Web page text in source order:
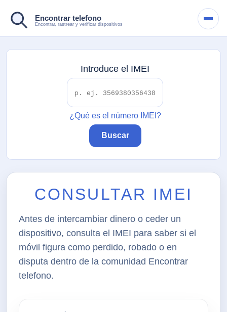
Encontrar telefono
Encontrar, rastrear y verificar dispositivos
Introduce el IMEI
¿Qué es el número IMEI?
Buscar
CONSULTAR IMEI
Antes de intercambiar dinero o ceder un
dispositivo, consulta el IMEI para saber si el
móvil figura como perdido, robado o en
disputa dentro de la comunidad Encontrar
telefono.